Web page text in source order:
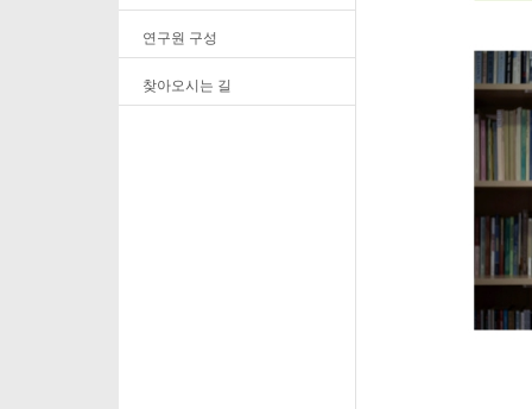
연구원 구성
찾아오시는 길